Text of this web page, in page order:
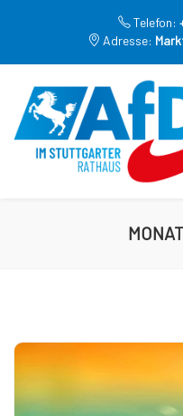
Telefon:
Adresse: